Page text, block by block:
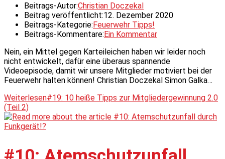
Beitrags-Autor:Christian Doczekal
Beitrag veröffentlicht:12. Dezember 2020
Beitrags-Kategorie:Feuerwehr Tipps!
Beitrags-Kommentare:Ein Kommentar
Nein, ein Mittel gegen Karteileichen haben wir leider noch
nicht entwickelt, dafür eine überaus spannende
Videoepisode, damit wir unsere Mitglieder motiviert bei der
Feuerwehr halten können! Christian Doczekal Simon Galka…
Weiterlesen#19: 10 heiße Tipps zur Mitgliedergewinnung 2.0
(Teil 2)